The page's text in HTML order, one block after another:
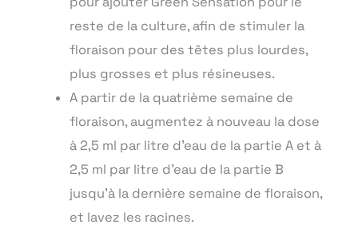
reste de la culture, afin de stimuler la
floraison pour des têtes plus lourdes,
plus grosses et plus résineuses.
A partir de la quatrième semaine de
floraison, augmentez à nouveau la dose
à 2,5 ml par litre d’eau de la partie A et à
2,5 ml par litre d’eau de la partie B
jusqu’à la dernière semaine de floraison,
et lavez les racines.